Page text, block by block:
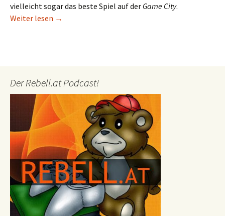
vielleicht sogar das beste Spiel auf der Game City.
Weiter lesen Angespielt: Ori and the Blind Forest im Preview
→
Der Rebell.at Podcast!